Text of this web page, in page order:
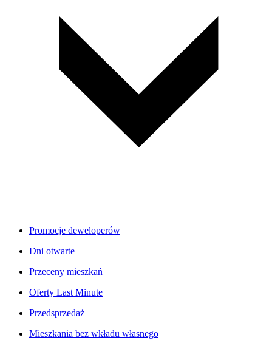
Promocje deweloperów
Dni otwarte
Przeceny mieszkań
Oferty Last Minute
Przedsprzedaż
Mieszkania bez wkładu własnego